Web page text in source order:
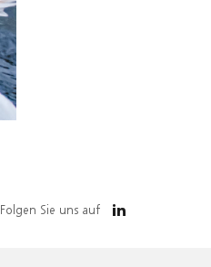
Folgen Sie uns auf